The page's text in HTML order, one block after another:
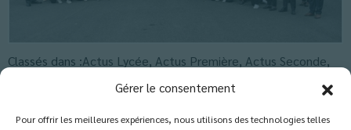
Gérer le consentement
Pour offrir les meilleures expériences, nous utilisons des technologies telles
Classés dans :Actus Lycée, Actus Première, Actus Seconde,